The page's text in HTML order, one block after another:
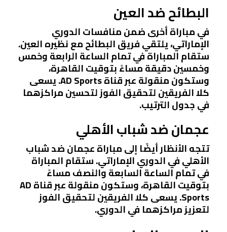
البطائح ضد العين
في مباراة أخرى ضمن منافسات الدوري
الإماراتي، يلتقي فريق البطائح مع نظيره العين.
ستقام المباراة في تمام الساعة الرابعة وخمس
وخمسين دقيقة مساءً بتوقيت القاهرة،
وستكون منقولة عبر قناة AD Sports. يسعى
كلا الفريقين لتحقيق الفوز لتحسين مراكزهما
في جدول الترتيب.
عجمان ضد شباب الأهلي
تتجه الأنظار أيضًا إلى مباراة عجمان ضد شباب
الأهلي في الدوري الإماراتي. ستقام المباراة
في تمام الساعة السابعة والنصف مساءً
بتوقيت القاهرة، وستكون منقولة عبر قناة AD
Sports. يسعى كلا الفريقين لتحقيق الفوز
لتعزيز مراكزهما في الدوري.